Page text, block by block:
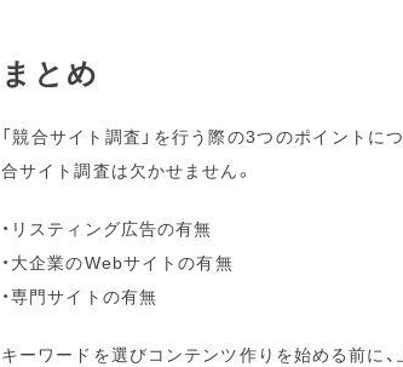
まとめ
「競合サイト調査」を行う際の3つのポイント
合サイト調査は欠かせません。
・リスティング広告の有無
・大企業のWebサイトの有無
・専門サイトの有無
キーワードを選びコンテンツ作りを始める前に